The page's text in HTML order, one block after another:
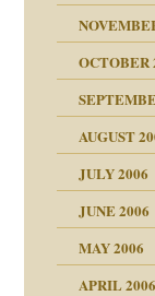
OCTOBER
AUGUST
JULY 2006
JUNE 2006
MAY 2006
APRIL 2006